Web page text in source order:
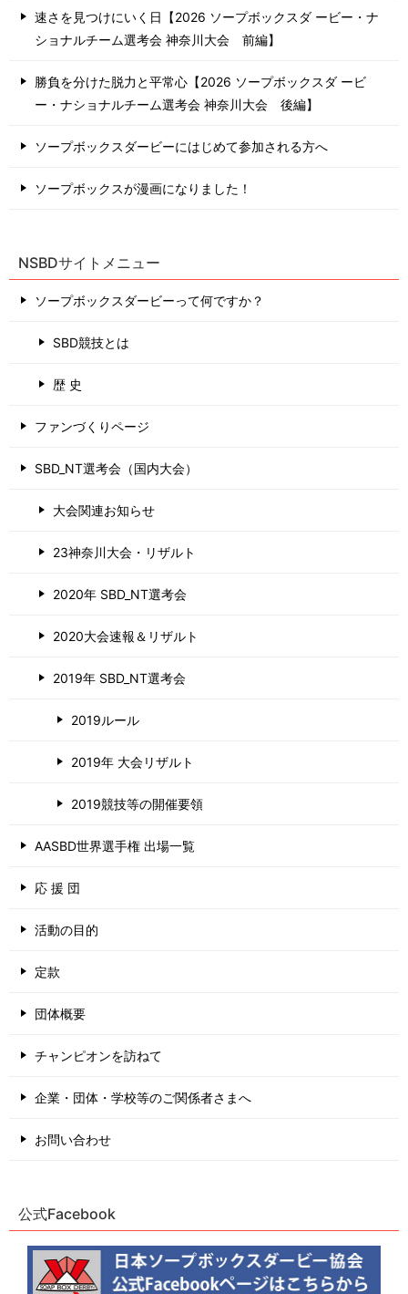
速さを見つけにいく日【2026 ソープボックスダ ービー・ナ
ショナルチーム選考会 神奈川⼤会 前編】
勝負を分けた脱力と平常心【2026 ソープボックスダ ービ
ー・ナショナルチーム選考会 神奈川⼤会 後編】
ソープボックスダービーにはじめて参加される方へ
ソープボックスが漫画になりました！
NSBDサイトメニュー
ソープボックスダービーって何ですか？
SBD競技とは
歴 史
ファンづくりページ
SBD_NT選考会（国内大会）
大会関連お知らせ
23神奈川大会・リザルト
2020年 SBD_NT選考会
2020大会速報＆リザルト
2019年 SBD_NT選考会
2019ルール
2019年 大会リザルト
2019競技等の開催要領
AASBD世界選手権 出場一覧
応 援 団
活動の目的
定款
団体概要
チャンピオンを訪ねて
企業・団体・学校等のご関係者さまへ
お問い合わせ
公式Facebook